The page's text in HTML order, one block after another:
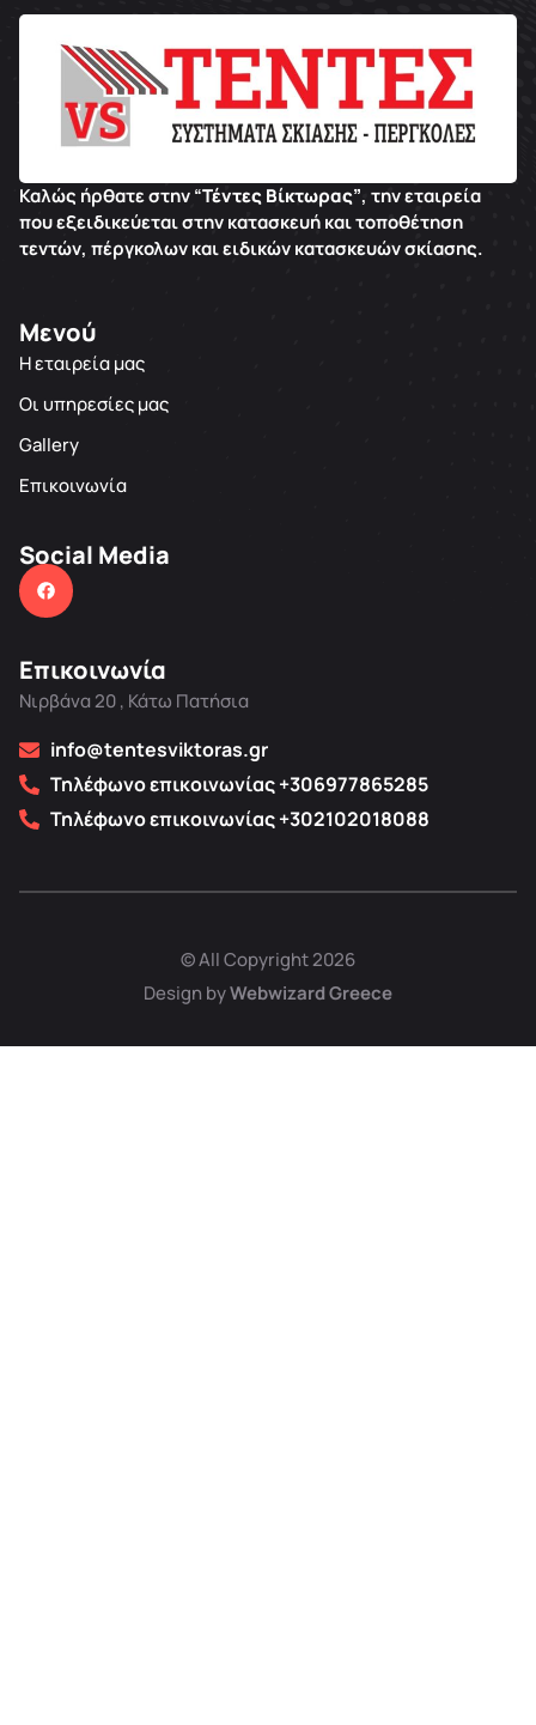
Καλώς ήρθατε στην “Τέντες Βίκτωρας”, την εταιρεία
που εξειδικεύεται στην κατασκευή και τοποθέτηση
τεντών, πέργκολων και ειδικών κατασκευών σκίασης.
Μενού
Η εταιρεία μας
Οι υπηρεσίες μας
Gallery
Επικοινωνία
Social Media
Επικοινωνία
Νιρβάνα 20 , Κάτω Πατήσια
info@tentesviktoras.gr
Τηλέφωνο επικοινωνίας +306977865285
Τηλέφωνο επικοινωνίας +302102018088
© All Copyright 2026
Design byWebwizard Greece